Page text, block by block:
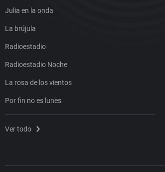
Julia en la onda
La brújula
Radioestadio
Radioestadio Noche
La rosa de los vientos
Por fin no es lunes
Ver todo